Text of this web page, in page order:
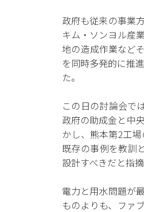
政府も従来の事業
キム・ソンヨル産
地の造成作業など
を同時多発的に推
た。
この日の討論会で
政府の助成金と中
かし、熊本第2工
既存の事例を教訓
設計すべきだと指摘
電力と用水問題が
ものよりも、ファ